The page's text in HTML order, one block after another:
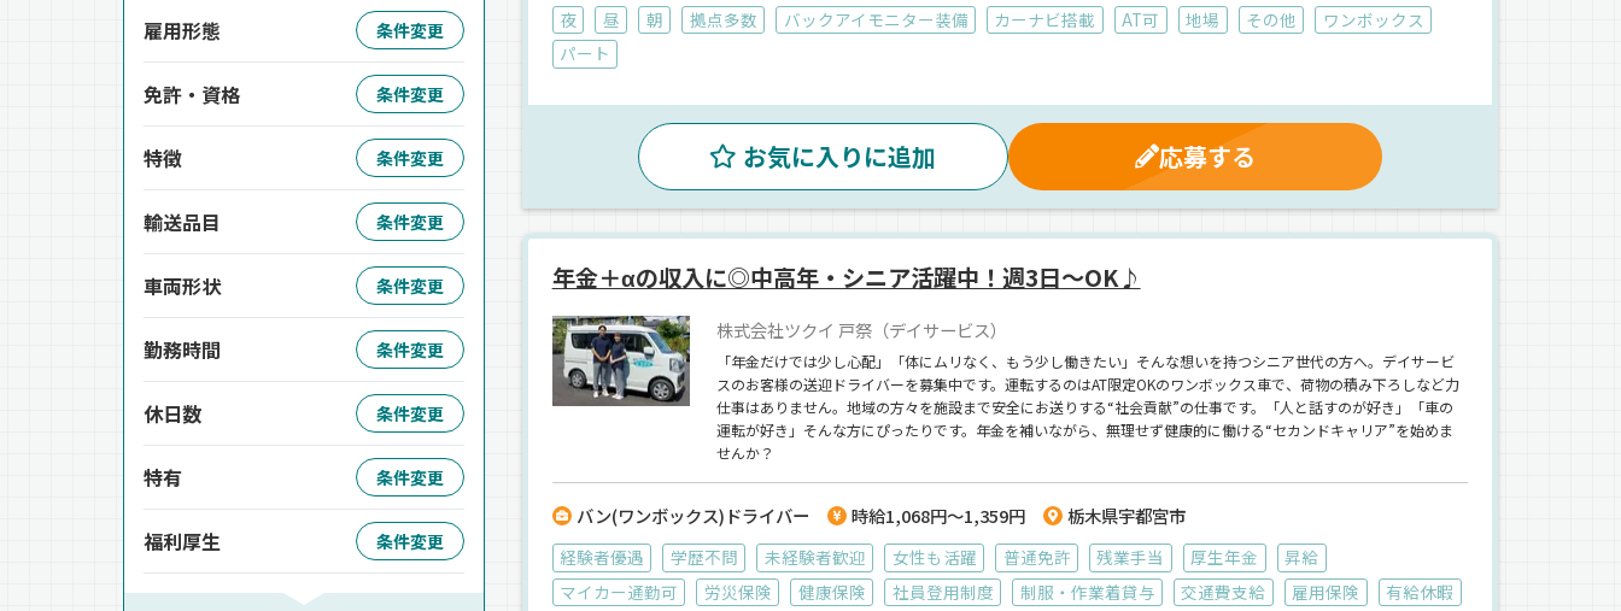
夜
昼 朝 拠点多数 バックアイモニター装備 カーナビ搭載 AT可 地場 その他
ワンボックス
パート
お気に入りに追加 応募する
年金＋αの収入に◎中高年・シニア活躍中！週3日～OK♪
株式会社ツクイ 戸祭（デイサービス）
「年金だけでは少し心配」「体にムリなく、もう少し働きたい」そんな想いを持つシニア世代の方へ。デイサービ
スのお客様の送迎ドライバーを募集中です。運転するのはAT限定OKのワンボックス車で、荷物の積み下ろしなど力
仕事はありません。地域の方々を施設まで安全にお送りする“社会貢献”の仕事です。「人と話すのが好き」「車の
運転が好き」そんな方にぴったりです。年金を補いながら、無理せず健康的に働ける“セカンドキャリア”を始めま
せんか？
バン(ワンボックス)ドライバー 時給1,068円～1,359円 栃木県宇都宮市
経験者優遇 学歴不問 未経験者歓迎 女性も活躍 普通免許 残業手当 厚生年金
昇給
マイカー通勤可
労災保険 健康保険 社員登用制度 制服・作業着貸与 交通費支給 雇用保険
有給休暇
雇用形態 条件変更
免許・資格 条件変更
特徴 条件変更
輸送品目 条件変更
車両形状 条件変更
勤務時間 条件変更
休日数 条件変更
特有 条件変更
福利厚生 条件変更